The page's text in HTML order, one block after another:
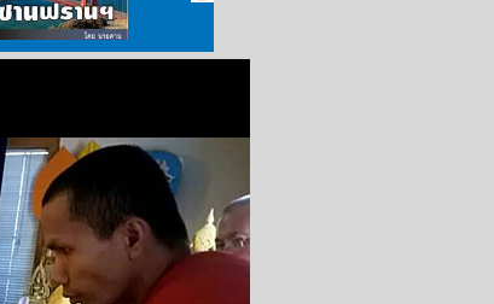
บอกข่าว ซานฟราน ท่องไปใน San Francisco